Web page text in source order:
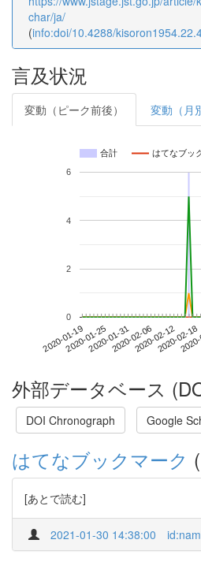
char/ja/
(info:doi/10.4288/
言及状況
変動（ピーク前後） 変動（月
合計 はてなブッ
2020-01-192020-01-252020-01-312020-02-062020-02-122020-02-18
0
2
4
6
外部データベース
DOI Chronograph Google
はてなブックマーク
[あとで読む]
2021-01-30 14:38:00